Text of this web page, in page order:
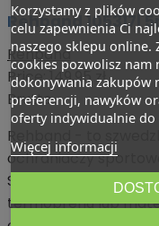
Rehband 105317|
Rehband
Price:149,95 zł
Brutto
Rehband - to
ochraniaczy
Swoje artykuły
termoprenu lub
Korzystamy z plików
celu zapewnienia Ci
naszego sklepu online.
cookies pozwolisz nam
dokonywania zakupów
preferencji, nawyków
oferty indywidualnie do
Więcej informacji